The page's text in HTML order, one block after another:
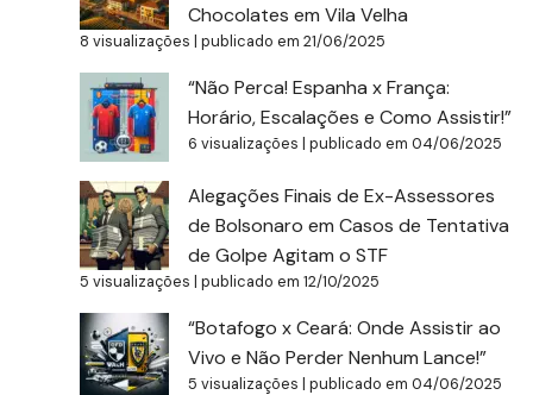
Chocolates em Vila Velha
8 visualizações |publicado em 21/06/2025
“Não Perca! Espanha x França:
Horário, Escalações e Como Assistir!”
6 visualizações |publicado em 04/06/2025
Alegações Finais de Ex-Assessores
de Bolsonaro em Casos de Tentativa
de Golpe Agitam o STF
5 visualizações |publicado em 12/10/2025
“Botafogo x Ceará: Onde Assistir ao
Vivo e Não Perder Nenhum Lance!”
5 visualizações |publicado em 04/06/2025